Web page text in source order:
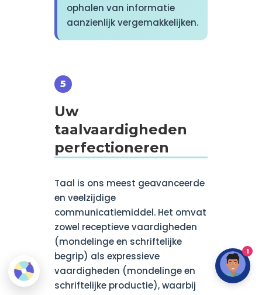
ophalen van informatie
aanzienlijk vergemakkelijken.
Uw
taalvaardigheden
perfectioneren
Taal is ons meest geavanceerde
en veelzijdige
communicatiemiddel. Het omvat
zowel receptieve vaardigheden
(mondelinge en schriftelijke
begrip) als expressieve
vaardigheden (mondelinge en
schriftelijke productie), waarbij
1